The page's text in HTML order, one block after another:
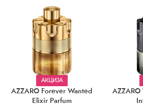
АКЦИЈА
AZZARO Forever Wanted
Elixir Parfum